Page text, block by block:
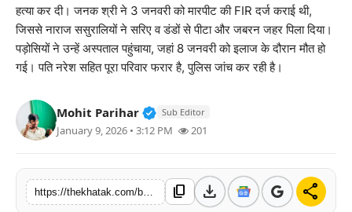
बॉलीवुड
खेल
लाइफस्टाइल
अंतर्राष्ट्रीय
हत्या कर दी। जनक श्री ने 3 जनवरी को मारपीट की FIR दर्ज कराई थी,
जिससे नाराज ससुरालियों ने सरिए व डंडों से पीटा और जबरन जहर पिला दिया।
पड़ोसियों ने उन्हें अस्पताल पहुंचाया, जहां 8 जनवरी को इलाज के दौरान मौत हो
गई। पति नरेश सहित पूरा परिवार फरार है, पुलिस जांच कर रही है।
Mohit Parihar Verified Public Figure • 11 Jun,
Sub Editor
January 9, 2026 • 3:12 PM 201
content_copy download share